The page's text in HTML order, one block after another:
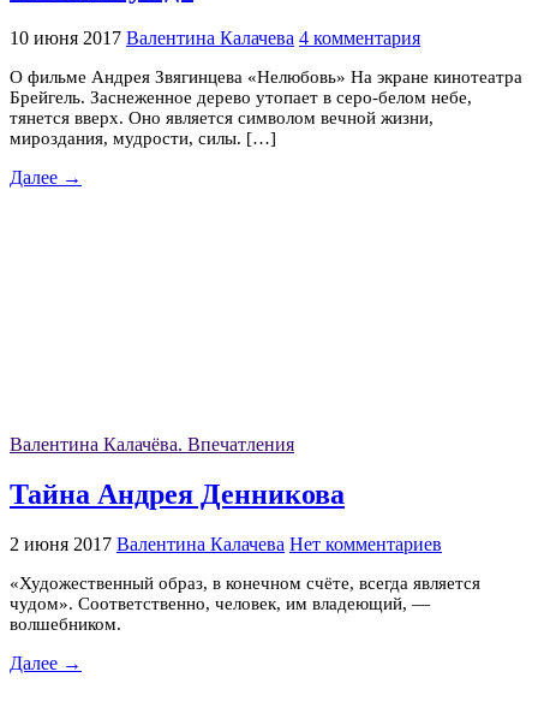
10 июня 2017 Валентина Калачева 4 комментария
О фильме Андрея Звягинцева «Нелюбовь» На экране кинотеатра
Брейгель. Заснеженное дерево утопает в серо-белом небе,
тянется вверх. Оно является символом вечной жизни,
мироздания, мудрости, силы. […]
Далее →
Валентина Калачёва. Впечатления
Тайна Андрея Денникова
2 июня 2017 Валентина Калачева Нет комментариев
«Художественный образ, в конечном счёте, всегда является
чудом». Соответственно, человек, им владеющий, —
волшебником.
Далее →